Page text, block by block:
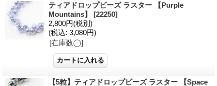
ティアドロップビーズ ラスター 【Purple
Mountains】 [22250]
2,800円(税別)
(税込: 3,080円)
[在庫数◯]
【5粒】ティアドロップビーズ ラスター 【Space